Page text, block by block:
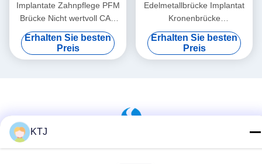
Implantate Zahnpflege PFM
Brücke Nicht wertvoll CAD
CAM PFM Krone
Erhalten Sie besten
Preis
Edelmetallbrücke Implantat
Kronenbrücke
Verschleißbeständig
angepasst
Erhalten Sie besten
Preis
KTJ